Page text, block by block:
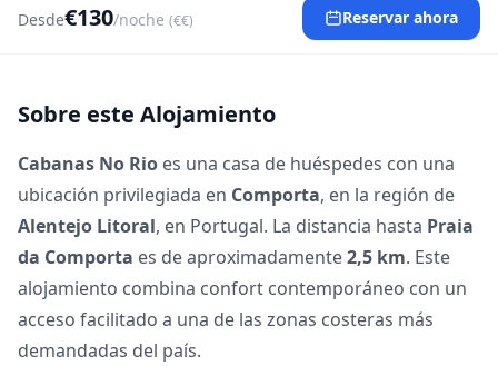
Desde€130/noche (€€) Reservar ahora
Sobre este Alojamiento
Cabanas No Rio es una casa de huéspedes con una
ubicación privilegiada en Comporta, en la región de
Alentejo Litoral, en Portugal. La distancia hasta Praia
da Comporta es de aproximadamente2,5 km. Este
alojamiento combina confort contemporáneo con un
acceso facilitado a una de las zonas costeras más
demandadas del país.